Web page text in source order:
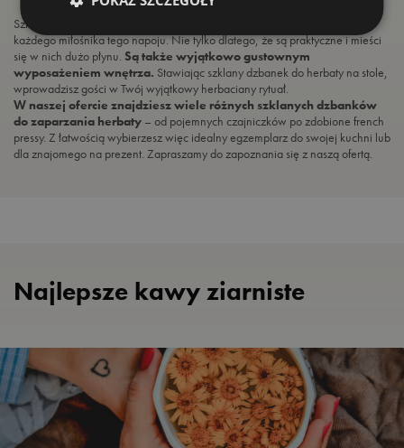
Szklane czajniczki do parzenia herbaty powinny znaleźć się w domu
każdego miłośnika tego napoju. Nie tylko dlatego, że są praktyczne i mieści
się w nich dużo płynu. Są także wyjątkowo gustownym
wyposażeniem wnętrza. Stawiając szklany dzbanek do herbaty na stole,
wprowadzisz gości w Twój wyjątkowy herbaciany rytuał.
W naszej ofercie znajdziesz wiele różnych szklanych dzbanków
do zaparzania herbaty – od pojemnych czajniczków po zdobione french
pressy. Z łatwością wybierzesz więc idealny egzemplarz do swojej kuchni lub
dla znajomego na prezent. Zapraszamy do zapoznania się z naszą ofertą.
Najlepsze kawy ziarniste